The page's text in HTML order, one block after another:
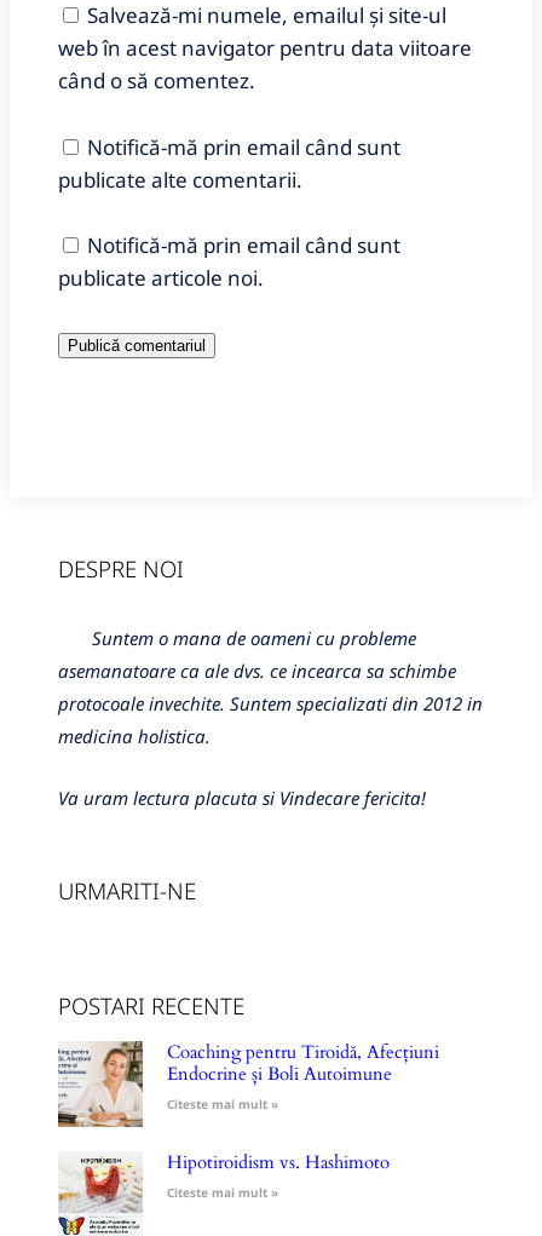
Salvează-mi numele, emailul și site-ul
web în acest navigator pentru data viitoare
când o să comentez.
Notifică-mă prin email când sunt
publicate alte comentarii.
Notifică-mă prin email când sunt
publicate articole noi.
DESPRE NOI
Suntem o mana de oameni cu probleme
asemanatoare ca ale dvs. ce incearca sa schimbe
protocoale invechite. Suntem specializati din 2012 in
medicina holistica.
Va uram lectura placuta si Vindecare fericita!
URMARITI-NE
POSTARI RECENTE
Coaching pentru Tiroidă, Afecțiuni
Endocrine și Boli Autoimune
Citeste mai mult »
Hipotiroidism vs. Hashimoto
Citeste mai mult »